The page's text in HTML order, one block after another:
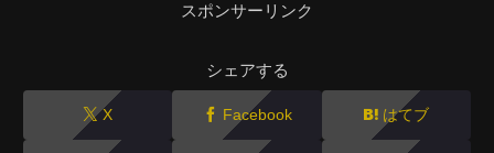
スポンサーリンク
シェアする
X Facebook はてブ